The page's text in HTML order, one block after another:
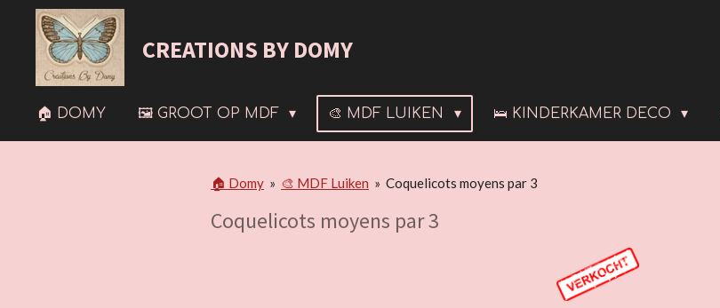
direct
hoofdinhoud
CREATIONS BY DOMY
🏠 DOMY 🖼 GROOT OP MDF 🎨 MDF LUIKEN 🛌 KINDERKAMER DECO
🏠 Domy » 🎨 MDF Luiken » Coquelicots moyens par 3
Coquelicots moyens par 3